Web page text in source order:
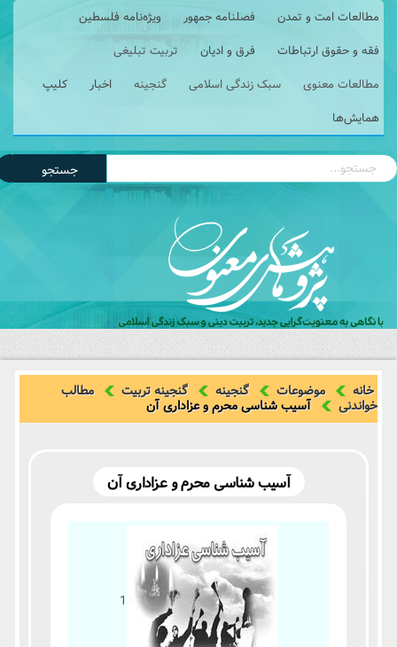
مطالعات امت و تمدن فصلنامه جمهور
ویژه‌نامه فلسطین
فقه و حقوق ارتباطات
فرق و ادیان
تربیت تبلیغی
مطالعات معنوی
سبک زندگی اسلامی گنجینه اخبار
کلیپ
همایش‌ها
جستجو
خانه موضوعات گنجینه گنجینه تربیت مطالب
خواندنی آسیب شناسی محرم و عزاداری آن
آسیب شناسی محرم و عزاداری آن